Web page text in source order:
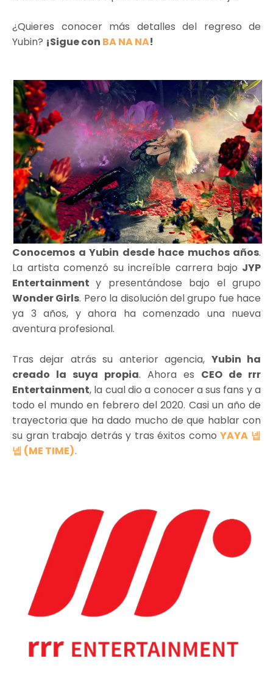
¿Quieres conocer más detalles del regreso de
Yubin? ¡Sigue con BA NA NA!
Conocemos a Yubin desde hace muchos años.
La artista comenzó su increíble carrera bajo JYP
Entertainmenty presentándose bajo el grupo
Wonder Girls. Pero la disolución del grupo fue hace
ya 3 años, y ahora ha comenzado una nueva
aventura profesional.
Tras dejar atrás su anterior agencia, Yubin ha
creado la suya propia. Ahora es CEO de rrr
Entertainment, la cual dio a conocer a sus fans y a
todo el mundo en febrero del 2020. Casi un año de
trayectoria que ha dado mucho de que hablar con
su gran trabajo detrás y tras éxitos comoYAYA 넵
넵 (ME TIME).